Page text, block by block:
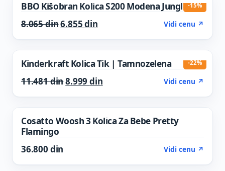
-15%
BBO Kišobran Kolica S200 Modena Jungle
8.065dinOriginal price was: 8.065 din.
6.855dinCurrent price is: 6.855 din.
Vidi cenu ↗
-22%
Kinderkraft Kolica Tik | Tamnozelena
11.481dinOriginal price was: 11.481 din.
8.999dinCurrent price is: 8.999 din.
Vidi cenu ↗
Cosatto Woosh 3 Kolica Za Bebe Pretty
Flamingo
36.800 din Vidi cenu ↗